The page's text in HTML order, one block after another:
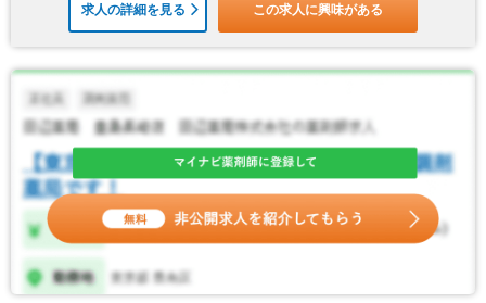
求人の詳細を見る この求人に興味がある